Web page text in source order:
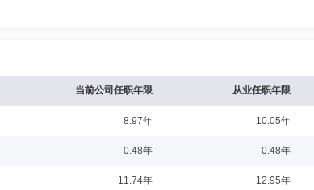
品商厦有限公司职员，自2007年6月至2012年5月担任国泰君安证券
财务预算管理岗位，自2014年6月至2015年5月担任国泰君安证券资
产负债管理总监、副总经理（主持工作），2020年6月至2025年4月
年参加工作以来，分别在美国银行（亚洲）股份有限公司、施罗德投
当前公司任职年限 从业任职年限
8.97年 10.05年
0.48年 0.48年
11.74年 12.95年